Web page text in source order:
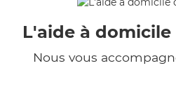
L'aide à
Nous vous